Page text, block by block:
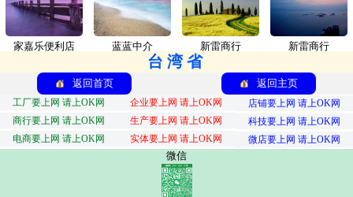
家嘉乐便利店 蓝蓝中介 新雷商行 新雷商行
台湾省
返回首页 返回主页
工厂要上网 请上OK网 企业要上网 请上OK网
店铺要上网 请上OK网
商行要上网 请上OK网
生产要上网 请上OK网
科技要上网 请上OK网
电商要上网 请上OK网
实体要上网 请上OK网 微店要上网 请上OK网
微信